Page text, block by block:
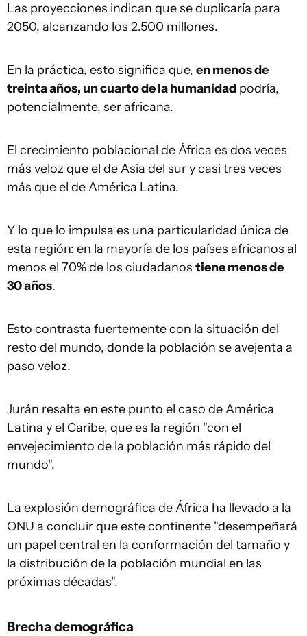
Las proyecciones indican que se duplicaría para
2050, alcanzando los 2.500 millones.
En la práctica, esto significa que, en menos de
treinta años, un cuarto de la humanidad podría,
potencialmente, ser africana.
El crecimiento poblacional de África es dos veces
más veloz que el de Asia del sur y casi tres veces
más que el de América Latina.
Y lo que lo impulsa es una particularidad única de
esta región: en la mayoría de los países africanos al
menos el 70% de los ciudadanos tiene menos de
30 años.
Esto contrasta fuertemente con la situación del
resto del mundo, donde la población se avejenta a
paso veloz.
Jurán resalta en este punto el caso de América
Latina y el Caribe, que es la región "con el
envejecimiento de la población más rápido del
mundo".
La explosión demográfica de África ha llevado a la
ONU a concluir que este continente "desempeñará
un papel central en la conformación del tamaño y
la distribución de la población mundial en las
próximas décadas".
Brecha demográfica